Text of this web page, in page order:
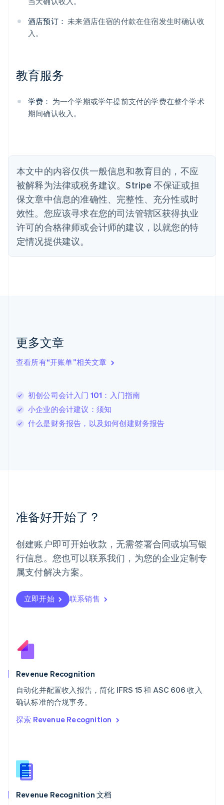
酒店预订： 未来酒店住宿的付款在住宿发生时确认收
入。
教育服务
学费： 为一个学期或学年提前支付的学费在整个学术
期间确认收入。
本文中的内容仅供一般信息和教育目的，不应
被解释为法律或税务建议。Stripe 不保证或担
保文章中信息的准确性、完整性、充分性或时
效性。您应该寻求在您的司法管辖区获得执业
许可的合格律师或会计师的建议，以就您的特
定情况提供建议。
更多文章
查看所有“开账单”相关文章
初创公司会计入门 101：入门指南
小企业的会计建议：须知
什么是财务报告，以及如何创建财务报告
准备好开始了？
创建账户即可开始收款，无需签署合同或填写银
行信息。您也可以联系我们，为您的企业定制专
属支付解决方案。
立即开始 联系销售
Revenue Recognition
自动化并配置收入报告，简化 IFRS 15 和 ASC 606 收入
确认标准的合规事务。
探索 Revenue Recognition
Revenue Recognition 文档
爱尔兰
English
DeutschEnglish
澳大利亚
巴西
PortuguêsEnglish
English
丹麦
English
德国
DeutschEnglish
法国
FrançaisEnglish
芬兰
EnglishSvenska
English Italiano
拉脱维亚
立陶宛
DeutschEnglish
卢森堡
Français DeutschEnglish
罗马尼亚
墨西哥
EspañolEnglish
English
葡萄牙
PortuguêsEnglish
日本
瑞典
Svenska English
瑞士
English
斯洛文尼亚
Italiano
泰国
ไทยEnglish
English
English
新西兰
匈牙利